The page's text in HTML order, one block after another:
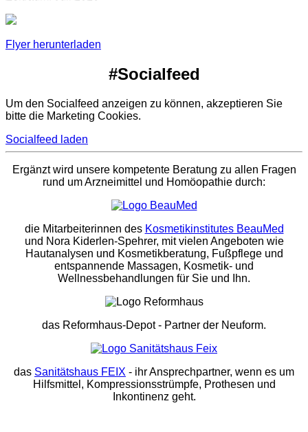
Flyer herunterladen
#Socialfeed
Um den Socialfeed anzeigen zu können, akzeptieren Sie
bitte die Marketing Cookies.
Socialfeed laden
Ergänzt wird unsere kompetente Beratung zu allen Fragen
rund um Arzneimittel und Homöopathie durch:
die Mitarbeiterinnen des Kosmetikinstitutes BeauMed
und Nora Kiderlen-Spehrer, mit vielen Angeboten wie
Hautanalysen und Kosmetikberatung, Fußpflege und
entspannende Massagen, Kosmetik- und
Wellnessbehandlungen für Sie und Ihn.
das Reformhaus-Depot- Partner der Neuform.
das Sanitätshaus FEIX - ihr Ansprechpartner, wenn es um
Hilfsmittel, Kompressionsstrümpfe, Prothesen und
Inkontinenz geht.